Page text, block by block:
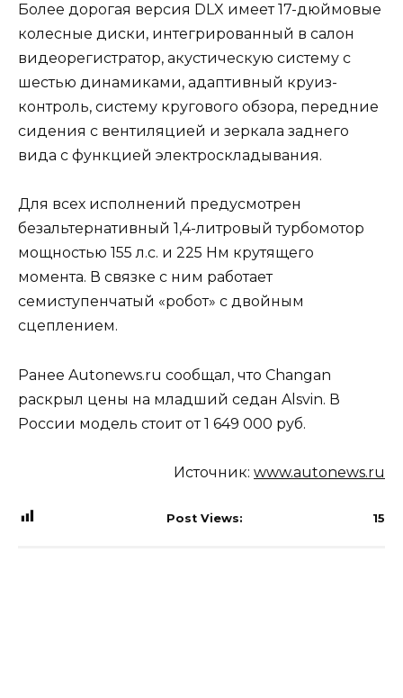
Более дорогая версия DLX имеет 17-дюймовые
колесные диски, интегрированный в салон
видеорегистратор, акустическую систему с
шестью динамиками, адаптивный круиз-
контроль, систему кругового обзора, передние
сидения с вентиляцией и зеркала заднего
вида с функцией электроскладывания.
Для всех исполнений предусмотрен
безальтернативный 1,4-литровый турбомотор
мощностью 155 л.с. и 225 Нм крутящего
момента. В связке с ним работает
семиступенчатый «робот» с двойным
сцеплением.
Ранее Autonews.ru сообщал, что Changan
раскрыл цены на младший седан Alsvin. В
России модель стоит от 1 649 000 руб.
Источник: www.autonews.ru
Post Views: 15